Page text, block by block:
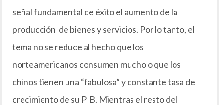
señal fundamental de éxito el aumento de la
producción de bienes y servicios. Por lo tanto, el
tema no se reduce al hecho que los
norteamericanos consumen mucho o que los
chinos tienen una “fabulosa” y constante tasa de
crecimiento de su PIB. Mientras el resto del